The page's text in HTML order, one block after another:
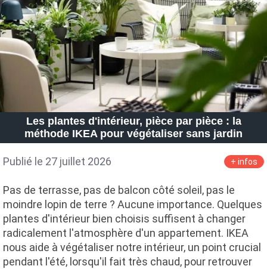
Les plantes d'intérieur, pièce par pièce : la
méthode IKEA pour végétaliser sans jardin
Publié le 27 juillet 2026 + infos
Pas de terrasse, pas de balcon côté soleil, pas le
moindre lopin de terre ? Aucune importance. Quelques
plantes d'intérieur bien choisis suffisent à changer
radicalement l'atmosphère d'un appartement. IKEA
nous aide à végétaliser notre intérieur, un point crucial
pendant l'été, lorsqu'il fait très chaud, pour retrouver